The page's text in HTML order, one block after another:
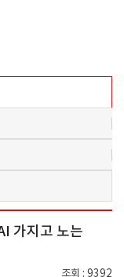
가지고 노는
조회 9392